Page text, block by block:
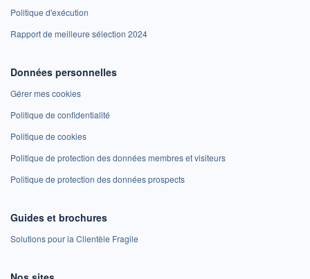
Politique d'exécution
Rapport de meilleure sélection 2024
Données personnelles
Gérer mes cookies
Politique de confidentialité
Politique de cookies
Politique de protection des données membres et visiteurs
Politique de protection des données prospects
Guides et brochures
Solutions pour la Clientèle Fragile